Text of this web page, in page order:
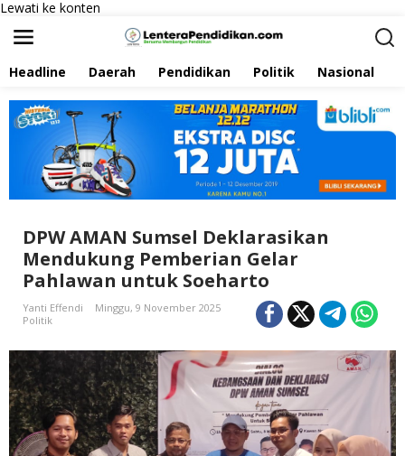
Lewati ke konten
Headline Daerah Pendidikan Politik Nasional
DPW AMAN Sumsel Deklarasikan
Mendukung Pemberian Gelar
Pahlawan untuk Soeharto
Yanti Effendi
Minggu, 9 November 2025
Politik